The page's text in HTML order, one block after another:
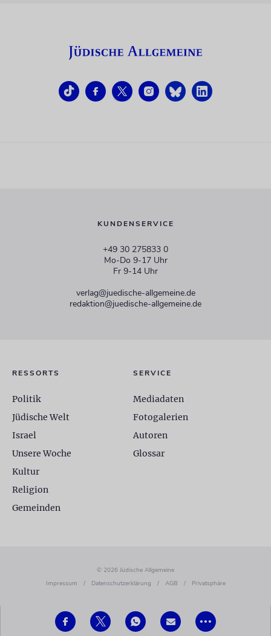
•••
KUNDENSERVICE
+49 30 275833 0
Mo-Do 9-17 Uhr
Fr 9-14 Uhr
verlag@juedische-allgemeine.de
redaktion@juedische-allgemeine.de
RESSORTS
Politik
Jüdische Welt
Israel
Unsere Woche
Kultur
Religion
Gemeinden
SERVICE
Mediadaten
Fotogalerien
Autoren
Glossar
© 2026 Jüdische Allgemeine
Impressum
/ Datenschutzerklärung / AGB / Privatsphäre